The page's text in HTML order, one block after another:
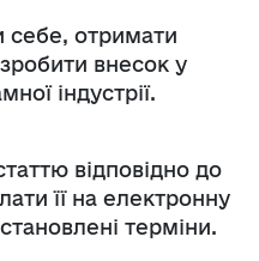
себе, отримати
внесок у
індустрії.
відповідно до
її на електронну
терміни.